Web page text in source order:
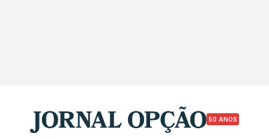
50 ANOS